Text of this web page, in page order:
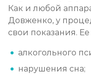
Лечение
от 3 000 ₽
Как и любой
Довженко, у
свои показания.
алкогольного
нарушения сна;